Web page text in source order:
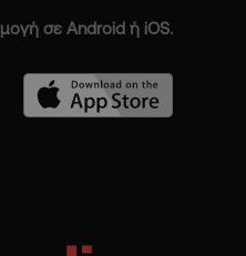
σε Android ή iOS.